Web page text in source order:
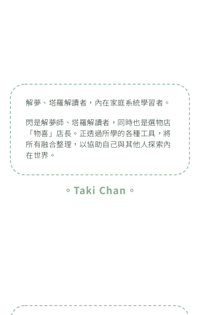
解夢、塔羅解讀者，內在家庭系統學習者。
閃是解夢師、塔羅解讀者，同時也是選物店
「物喜」店長。正透過所學的各種工具，將
所有融合整理，以協助自己與其他人探索內
在世界。
。Taki Chan。